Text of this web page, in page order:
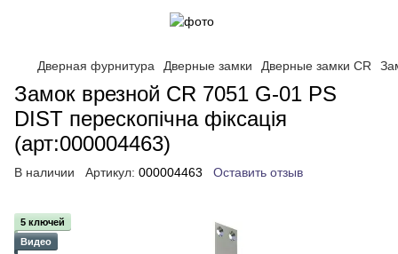
Дверная фурнитура Дверные замки Дверные замки CR
Замок врезной CR 7051 G-01 PS
DIST перескопічна фіксація
(арт:000004463)
В наличии Артикул: 000004463 Оставить отзыв
5 ключей
Видео